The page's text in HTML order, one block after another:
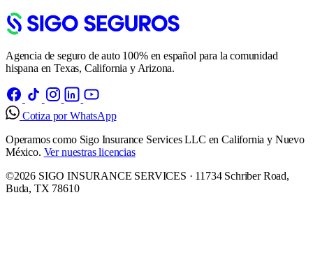
Agencia de seguro de auto 100% en español para la comunidad
hispana en Texas, California y Arizona.
Cotiza por WhatsApp
Operamos como Sigo Insurance Services LLC en California y Nuevo
México. Ver nuestras licencias
©2026 SIGO INSURANCE SERVICES · 11734 Schriber Road,
Buda, TX 78610